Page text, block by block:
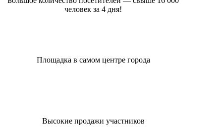
человек за 4 дня!
Площадка в самом центре города
Высокие продажи участников